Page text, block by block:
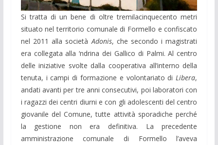
Si tratta di un bene di oltre tremilacinquecento metri
situato nel territorio comunale di Formello e confiscato
nel 2011 alla società Adonis, che secondo i magistrati
era collegata alla ‘ndrina dei Gallico di Palmi. Al centro
delle iniziative svolte dalla cooperativa all’interno della
tenuta, i campi di formazione e volontariato di Libera,
andati avanti per tre anni consecutivi, poi laboratori con
i ragazzi dei centri diurni e con gli adolescenti del centro
giovanile del Comune, tutte attività sporadiche perché
la gestione non era definitiva. La precedente
amministrazione comunale di Formello l’aveva